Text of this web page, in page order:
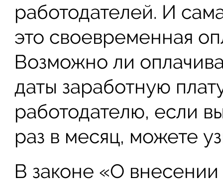
работодателей. И
это своевременная
Возможно ли
даты заработную
работодателю, если
раз в месяц, можете
В законе «О